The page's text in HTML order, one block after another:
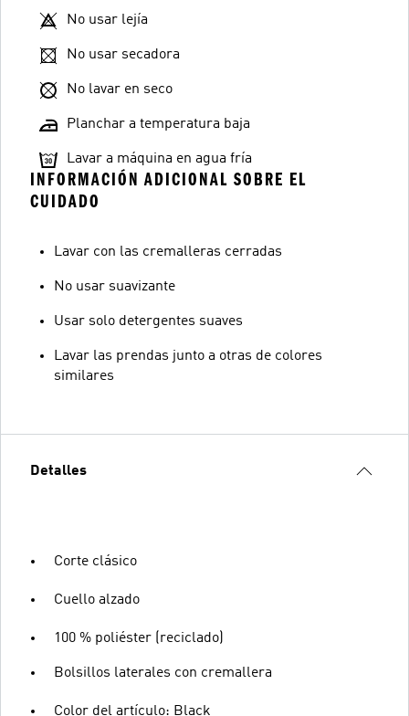
No usar lejía
No usar secadora
No lavar en seco
Planchar a temperatura baja
Lavar a máquina en agua fría
INFORMACIÓN ADICIONAL SOBRE EL
CUIDADO
Lavar con las cremalleras cerradas
No usar suavizante
Usar solo detergentes suaves
Lavar las prendas junto a otras de colores
similares
Detalles
Corte clásico
Cuello alzado
100 % poliéster (reciclado)
Bolsillos laterales con cremallera
Color del artículo: Black